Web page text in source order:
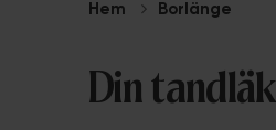
Hem Borlänge
Din